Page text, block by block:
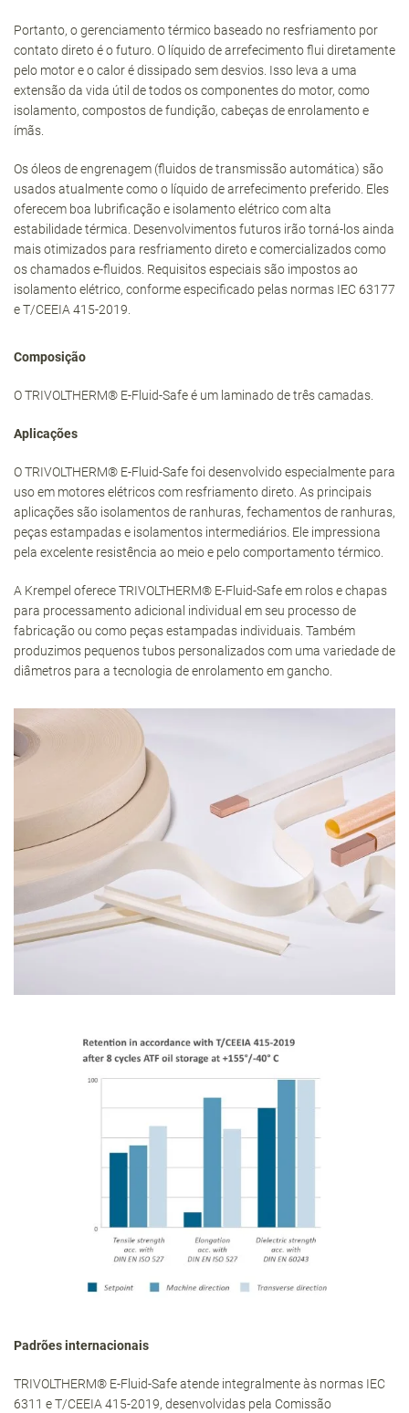
Portanto, o gerenciamento térmico baseado no resfriamento por
contato direto é o futuro. O líquido de arrefecimento flui diretamente
pelo motor e o calor é dissipado sem desvios. Isso leva a uma
extensão da vida útil de todos os componentes do motor, como
isolamento, compostos de fundição, cabeças de enrolamento e
ímãs.
Os óleos de engrenagem (fluidos de transmissão automática) são
usados atualmente como o líquido de arrefecimento preferido. Eles
oferecem boa lubrificação e isolamento elétrico com alta
estabilidade térmica. Desenvolvimentos futuros irão torná-los ainda
mais otimizados para resfriamento direto e comercializados como
os chamados e-fluidos. Requisitos especiais são impostos ao
isolamento elétrico, conforme especificado pelas normas IEC 63177
e T/CEEIA 415-2019.
Composição
O TRIVOLTHERM® E-Fluid-Safe é um laminado de três camadas.
Aplicações
O TRIVOLTHERM® E-Fluid-Safe foi desenvolvido especialmente para
uso em motores elétricos com resfriamento direto. As principais
aplicações são isolamentos de ranhuras, fechamentos de ranhuras,
peças estampadas e isolamentos intermediários. Ele impressiona
pela excelente resistência ao meio e pelo comportamento térmico.
A Krempel oferece TRIVOLTHERM® E-Fluid-Safe em rolos e chapas
para processamento adicional individual em seu processo de
fabricação ou como peças estampadas individuais. Também
produzimos pequenos tubos personalizados com uma variedade de
diâmetros para a tecnologia de enrolamento em gancho.
Padrões internacionais
TRIVOLTHERM® E-Fluid-Safe atende integralmente às normas IEC
6311 e T/CEEIA 415-2019, desenvolvidas pela Comissão